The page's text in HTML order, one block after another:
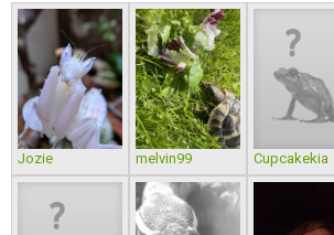
Jozie melvin99 Cupcakekia